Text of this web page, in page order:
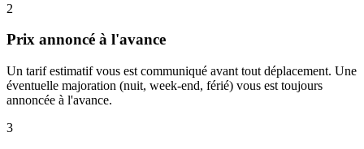
2
Prix annoncé à l'avance
Un tarif estimatif vous est communiqué avant tout déplacement. Une
éventuelle majoration (nuit, week-end, férié) vous est toujours
annoncée à l'avance.
3